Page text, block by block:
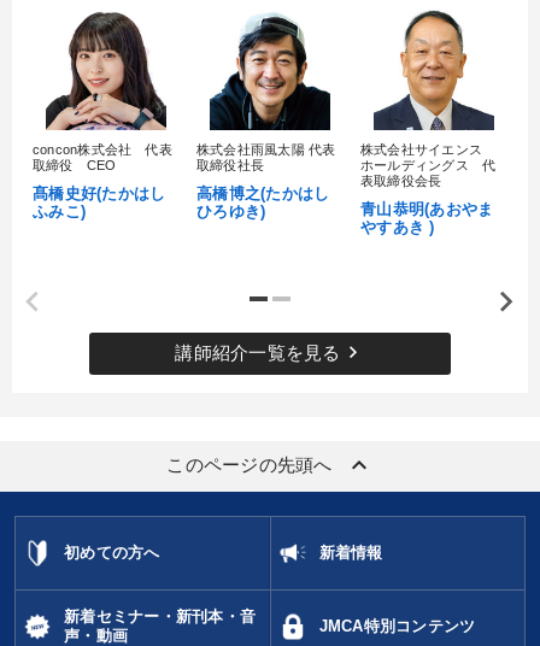
concon株式会社 代表
取締役 CEO
髙橋史好(たかはし
ふみこ)
株式会社雨風太陽 代表
取締役社長
高橋博之(たかはし
ひろゆき)
株式会社サイエンス
ホールディングス 代
表取締役会長
青山恭明(あおやま
やすあき )
講師紹介一覧を見る keyboard_arrow_right
このページの先頭へ keyboard_arrow_up
初めての方へ 新着情報
新着セミナー・新刊本・音
声・動画
JMCA特別コンテンツ